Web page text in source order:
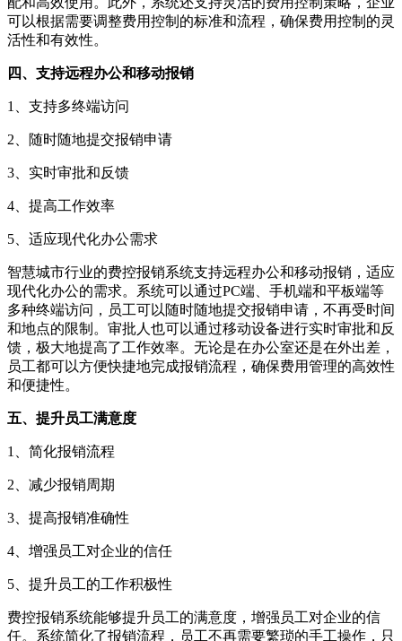
可以根据需要调整费用控制的标准和流程，确保费用控制的灵
活性和有效性。
四、支持远程办公和移动报销
1、支持多终端访问
2、随时随地提交报销申请
3、实时审批和反馈
4、提高工作效率
5、适应现代化办公需求
智慧城市行业的费控报销系统支持远程办公和移动报销，适应
现代化办公的需求。系统可以通过PC端、手机端和平板端等
多种终端访问，员工可以随时随地提交报销申请，不再受时间
和地点的限制。审批人也可以通过移动设备进行实时审批和反
馈，极大地提高了工作效率。无论是在办公室还是在外出差，
员工都可以方便快捷地完成报销流程，确保费用管理的高效性
和便捷性。
五、提升员工满意度
1、简化报销流程
2、减少报销周期
3、提高报销准确性
4、增强员工对企业的信任
5、提升员工的工作积极性
费控报销系统能够提升员工的满意度，增强员工对企业的信
任。系统简化了报销流程，员工不再需要繁琐的手工操作，只